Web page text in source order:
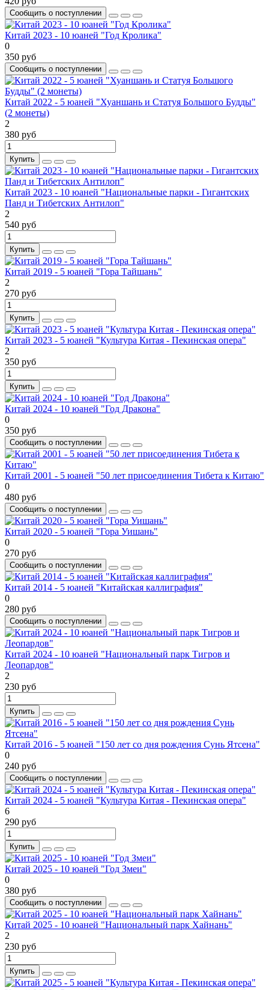
Сообщить о поступлении
Китай 2023 - 10 юаней "Год Кролика"
0
350 руб
Сообщить о поступлении
Китай 2022 - 5 юаней "Хуаншань и Статуя Большого Будды"
(2 монеты)
2
380 руб
Купить
Китай 2023 - 10 юаней "Национальные парки - Гигантских
Панд и Тибетских Антилоп"
2
540 руб
Купить
Китай 2019 - 5 юаней "Гора Тайшань"
2
270 руб
Купить
Китай 2023 - 5 юаней "Культура Китая - Пекинская опера"
2
350 руб
Купить
Китай 2024 - 10 юаней "Год Дракона"
0
350 руб
Сообщить о поступлении
Китай 2001 - 5 юаней "50 лет присоединения Тибета к Китаю"
0
480 руб
Сообщить о поступлении
Китай 2020 - 5 юаней "Гора Уишань"
0
270 руб
Сообщить о поступлении
Китай 2014 - 5 юаней "Китайская каллиграфия"
0
280 руб
Сообщить о поступлении
Китай 2024 - 10 юаней "Национальный парк Тигров и
Леопардов"
2
230 руб
Купить
Китай 2016 - 5 юаней "150 лет со дня рождения Сунь Ятсена"
0
240 руб
Сообщить о поступлении
Китай 2024 - 5 юаней "Культура Китая - Пекинская опера"
6
290 руб
Купить
Китай 2025 - 10 юаней "Год Змеи"
0
380 руб
Сообщить о поступлении
Китай 2025 - 10 юаней "Национальный парк Хайнань"
2
230 руб
Купить